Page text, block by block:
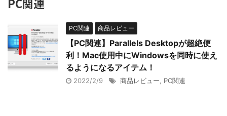
PC関連 商品レビュー
【PC関連】Parallels Desktopが超絶便
利！Mac使用中にWindowsを同時に使え
るようになるアイテム！
2022/2/9 商品レビュー PC関連